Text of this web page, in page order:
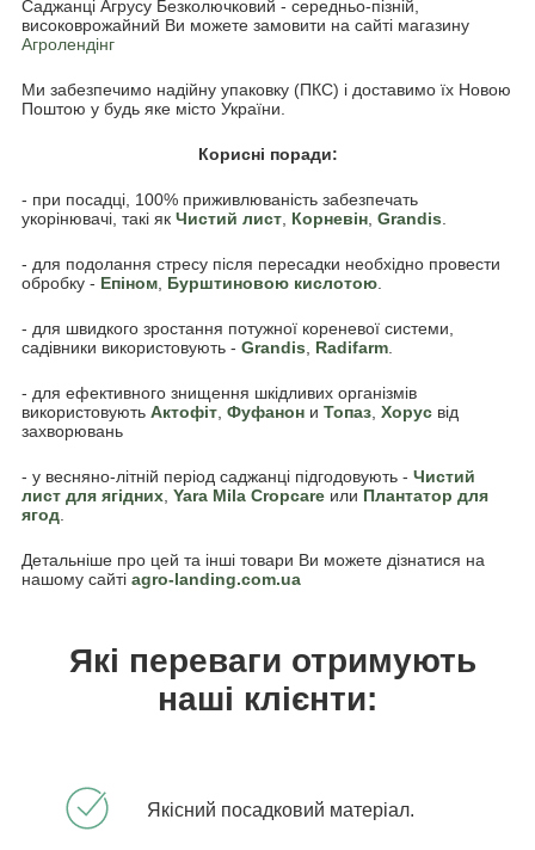
Саджанці Агрусу Безколючковий - середньо-пізній,
високоврожайний Ви можете замовити на сайті магазину
Агролендінг
Ми забезпечимо надійну упаковку (ПКС) і доставимо їх Новою
Поштою у будь яке місто України.
Корисні поради:
- при посадці, 100% приживлюваність забезпечать
укорінювачі, такі як Чистий лист Корневін Grandis
- для подолання стресу після пересадки необхідно провести
обробку - Епіном Бурштиновою кислотою
- для швидкого зростання потужної кореневої системи,
садівники використовують - Grandis Radifarm
- для ефективного знищення шкідливих організмів
використовують Актофіт Фуфанон и Топаз Хорус від
захворювань
- у весняно-літній період саджанці підгодовують - Чистий
лист для ягідних Yara Mila Cropcare или Плантатор для
ягод
Детальніше про цей та інші товари Ви можете дізнатися на
нашому сайті agro-landing.com.ua
Які переваги отримують
наші клієнти:
Якісний посадковий матеріал.